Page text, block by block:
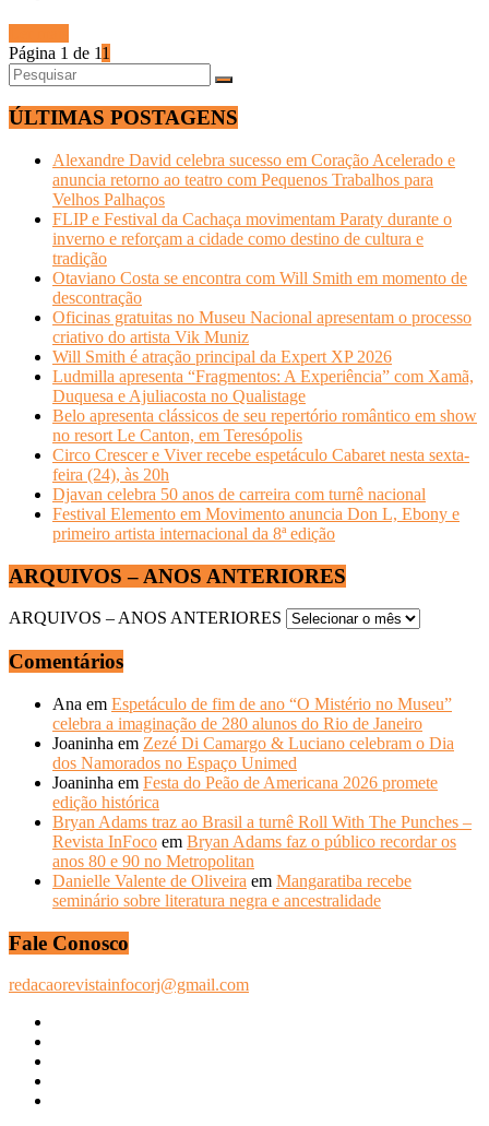
Página 1 de 11
ÚLTIMAS POSTAGENS
Alexandre David celebra sucesso em Coração Acelerado e
anuncia retorno ao teatro com Pequenos Trabalhos para
Velhos Palhaços
FLIP e Festival da Cachaça movimentam Paraty durante o
inverno e reforçam a cidade como destino de cultura e
tradição
Otaviano Costa se encontra com Will Smith em momento de
descontração
Oficinas gratuitas no Museu Nacional apresentam o processo
criativo do artista Vik Muniz
Will Smith é atração principal da Expert XP 2026
Ludmilla apresenta “Fragmentos: A Experiência” com Xamã,
Duquesa e Ajuliacosta no Qualistage
Belo apresenta clássicos de seu repertório romântico em show
no resort Le Canton, em Teresópolis
Circo Crescer e Viver recebe espetáculo Cabaret nesta sexta-
feira (24), às 20h
Djavan celebra 50 anos de carreira com turnê nacional
Festival Elemento em Movimento anuncia Don L, Ebony e
primeiro artista internacional da 8ª edição
ARQUIVOS – ANOS ANTERIORES
ARQUIVOS – ANOS ANTERIORES
Comentários
Ana em Espetáculo de fim de ano “O Mistério no Museu”
celebra a imaginação de 280 alunos do Rio de Janeiro
Joaninha em Zezé Di Camargo & Luciano celebram o Dia
dos Namorados no Espaço Unimed
Joaninha em Festa do Peão de Americana 2026 promete
edição histórica
Bryan Adams traz ao Brasil a turnê Roll With The Punches –
Revista InFoco em Bryan Adams faz o público recordar os
anos 80 e 90 no Metropolitan
Danielle Valente de Oliveira em Mangaratiba recebe
seminário sobre literatura negra e ancestralidade
Fale Conosco
redacaorevistainfocorj@gmail.com